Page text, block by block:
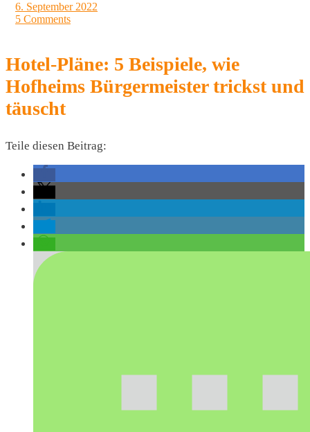
6. September 2022
5 Comments
Hotel-Pläne: 5 Beispiele, wie
Hofheims Bürgermeister trickst und
täuscht
Teile diesen Beitrag: